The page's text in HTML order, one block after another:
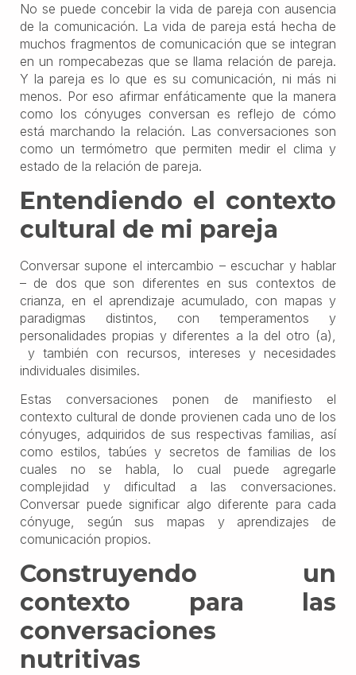
No se puede concebir la vida de pareja con ausencia
de la comunicación. La vida de pareja está hecha de
muchos fragmentos de comunicación que se integran
en un rompecabezas que se llama relación de pareja.
Y la pareja es lo que es su comunicación, ni más ni
menos. Por eso afirmar enfáticamente que la manera
como los cónyuges conversan es reflejo de cómo
está marchando la relación. Las conversaciones son
como un termómetro que permiten medir el clima y
estado de la relación de pareja.
Entendiendo el contexto
cultural de mi pareja
Conversar supone el intercambio – escuchar y hablar
– de dos que son diferentes en sus contextos de
crianza, en el aprendizaje acumulado, con mapas y
paradigmas distintos, con temperamentos y
personalidades propias y diferentes a la del otro (a),
y también con recursos, intereses y necesidades
individuales disimiles.
Estas conversaciones ponen de manifiesto el
contexto cultural de donde provienen cada uno de los
cónyuges, adquiridos de sus respectivas familias, así
como estilos, tabúes y secretos de familias de los
cuales no se habla, lo cual puede agregarle
complejidad y dificultad a las conversaciones.
Conversar puede significar algo diferente para cada
cónyuge, según sus mapas y aprendizajes de
comunicación propios.
Construyendo un
contexto para las
conversaciones
nutritivas